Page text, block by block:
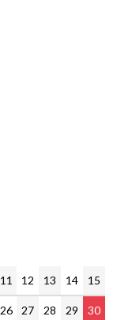
11 12 13 14 15
26 27 28 29
30